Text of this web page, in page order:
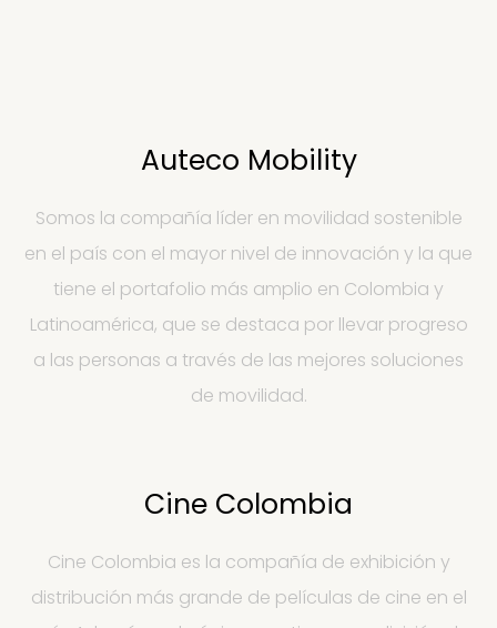
Auteco Mobility
Somos la compañía líder en movilidad sostenible
en el país con el mayor nivel de innovación y la que
tiene el portafolio más amplio en Colombia y
Latinoamérica, que se destaca por llevar progreso
a las personas a través de las mejores soluciones
de movilidad.
Cine Colombia
Cine Colombia es la compañía de exhibición y
distribución más grande de películas de cine en el